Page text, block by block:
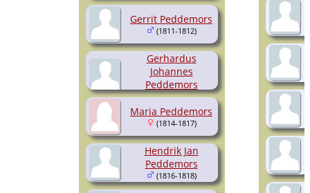
Gerrit Peddemors
(1811-1812)
Gerhardus
Johannes
Peddemors
(1813-1813)
Maria Peddemors
(1814-1817)
Hendrik Jan
Peddemors
(1816-1818)